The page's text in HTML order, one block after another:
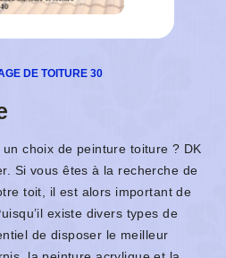
DE TOITURE 30
choix de peinture toiture ? DK
Si vous êtes à la recherche de
toit, il est alors important de
existe divers types de
de disposer le meilleur